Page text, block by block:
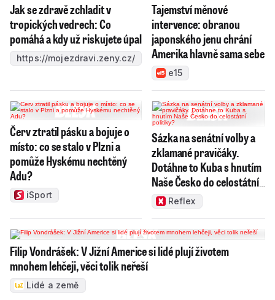
Jak se zdravě zchladit v
tropických vedrech: Co
pomáhá a kdy už riskujete úpal
https://mojezdravi.zeny.cz/
Tajemství měnové
intervence: obranou
japonského jenu chrání
Amerika hlavně sama sebe
e15
Červ ztratil pásku a bojuje o
místo: co se stalo v Plzni a
pomůže Hyskému nechtěný
Adu?
iSport
Sázka na senátní volby a
zklamané pravičáky.
Dotáhne to Kuba s hnutím
Naše Česko do celostátní
politiky?
Reflex
Filip Vondrášek: V Jižní Americe si lidé plují životem
mnohem lehčeji, věci tolik neřeší
Lidé a země